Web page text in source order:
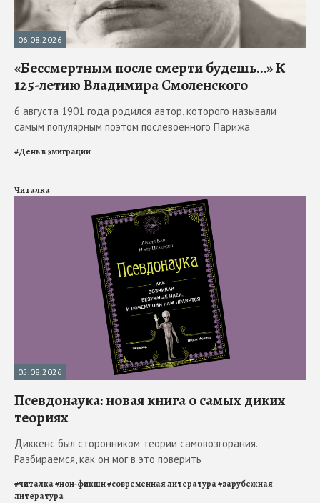
06.08.2026
«Бессмертным после смерти будешь…» К
125-летию Владимира Смоленского
6 августа 1901 года родился автор, которого называли
самым популярным поэтом послевоенного Парижа
#День в эмиграции
Читалка
05.08.2026
Псевдонаука: новая книга о самых диких
теориях
Диккенс был сторонником теории самовозгорания.
Разбираемся, как он мог в это поверить
#читалка#нон-фикшн#современная литература#зарубежная
литература